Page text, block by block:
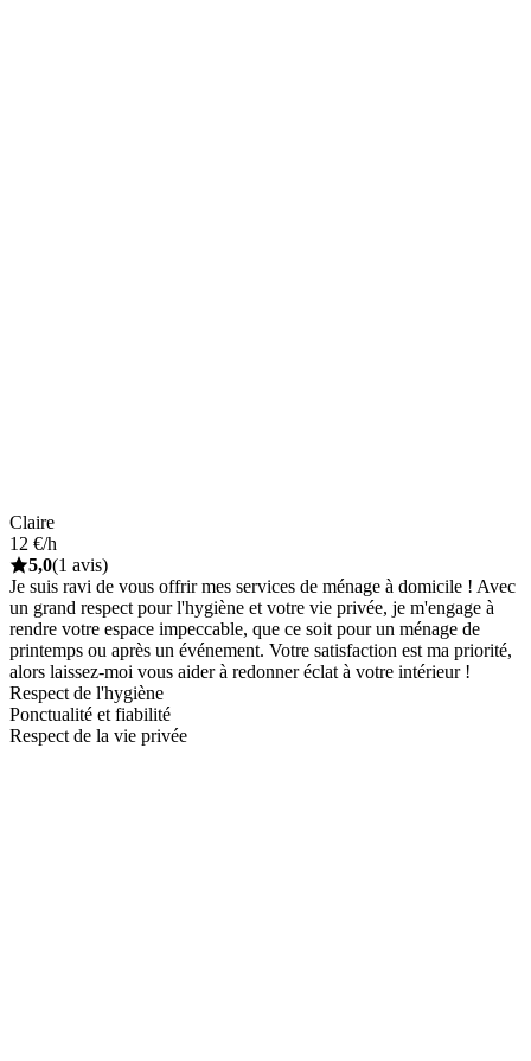
Claire
12 €/h
5,0(1 avis)
Je suis ravi de vous offrir mes services de ménage à domicile ! Avec
un grand respect pour l'hygiène et votre vie privée, je m'engage à
rendre votre espace impeccable, que ce soit pour un ménage de
printemps ou après un événement. Votre satisfaction est ma priorité,
alors laissez-moi vous aider à redonner éclat à votre intérieur !
Respect de l'hygiène
Ponctualité et fiabilité
Respect de la vie privée